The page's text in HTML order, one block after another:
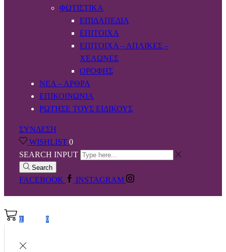
ΦΩΤΙΣΤΙΚΆ
ΕΠΙΔΑΠΈΔΙΑ
ΕΠΊΤΟΙΧΑ
ΕΠΊΤΟΙΧΑ – ΑΠΛΊΚΕΣ –
ΧΕΛΏΝΕΣ
ΟΡΟΦΉΣ
ΝΕΑ – ΑΡΘΡΑ
ΕΠΙΚΟΙΝΩΝΙΑ
ΡΩΤΗΣΕ ΤΟΥΣ ΕΙΔΙΚΟΥΣ
ΣΥΝΔΕΣΗ
WISHLIST 0
SEARCH INPUT
Search
FACEBOOK INSTAGRAM
00,00 0